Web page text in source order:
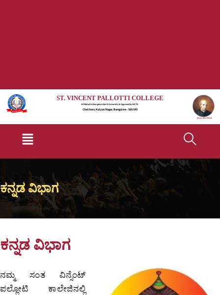
ST. VINCENT PALLOTTI COLLEGE
Affiliated to Bengaluru North University & Approved by AICTE
Chelikere, Kalyan Nagar, Bangalore - 560 043
Menu
ಕನ್ನಡ ವಿಭಾಗ
ಕನ್ನಡ ವಿಭಾಗ
ನಮ್ಮ ಸಂತ ವಿನ್ಸೆಂಟ್
ಪಲ್ಲೋಟಿ ಕಾಲೇಜಿನಲ್ಲಿ